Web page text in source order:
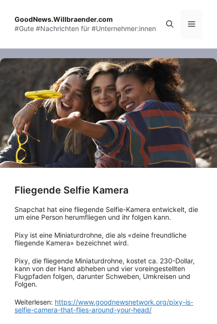
content
GoodNews.Willbraender.com
#Gute #Nachrichten für #Unternehmer:innen
Menu
Fliegende Selfie Kamera
Snapchat hat eine fliegende Selfie-Kamera entwickelt, die
um eine Person herumfliegen und ihr folgen kann.
Pixy ist eine Miniaturdrohne, die als «deine freundliche
fliegende Kamera» bezeichnet wird.
Pixy, die fliegende Miniaturdrohne, kostet ca. 230-Dollar,
kann von der Hand abheben und vier voreingestellten
Flugpfaden folgen, darunter Schweben, Umkreisen und
Folgen.
Weiterlesen: https://www.goodnewsnetwork.org/pixy-is-
selfie-camera-that-flies-around-your-head/